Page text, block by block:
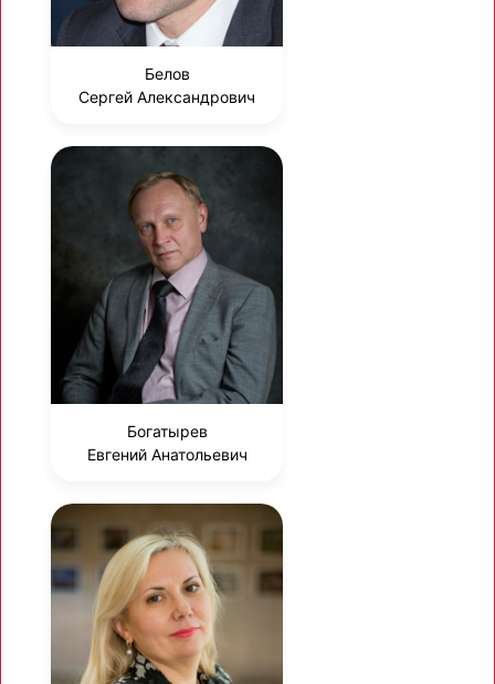
Белов
Сергей Александрович
Богатырев
Евгений Анатольевич